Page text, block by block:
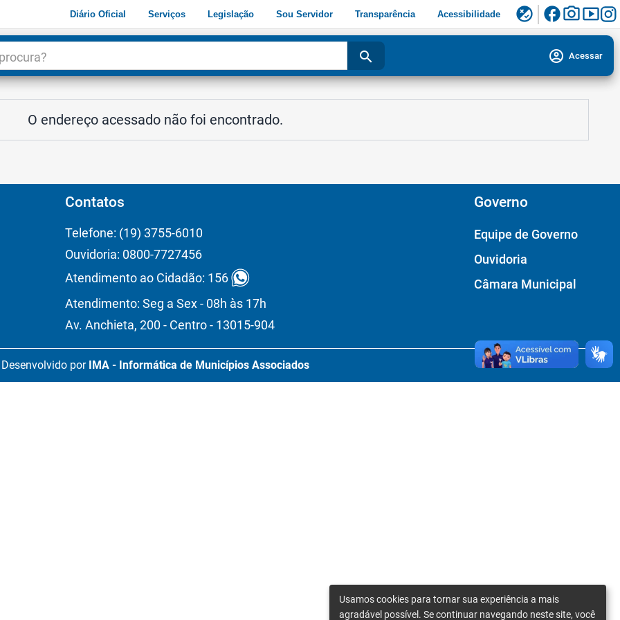
Diário Oficial Serviços Legislação Sou Servidor Transparência Acessibilidade flaky facebookphoto_camerasmart_display
search account_circle Acessar
O endereço acessado não foi encontrado.
Contatos
Telefone: (19) 3755-6010
Ouvidoria: 0800-7727456
Atendimento ao Cidadão: 156
Atendimento: Seg a Sex - 08h às 17h
Av. Anchieta, 200 - Centro - 13015-904
Governo
Equipe de Governo
Ouvidoria
Câmara Municipal
Desenvolvido por IMA - Informática de Municípios Associados
Usamos cookies para tornar sua experiência a mais
agradável possível. Se continuar navegando neste site, você